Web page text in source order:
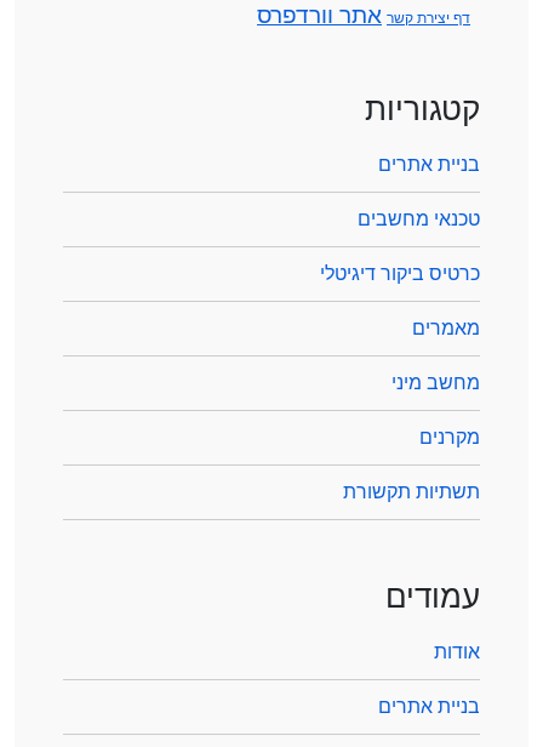
דף יצירת קשר אתר וורדפרס
קטגוריות
בניית אתרים
טכנאי מחשבים
כרטיס ביקור דיגיטלי
מאמרים
מחשב מיני
מקרנים
תשתיות תקשורת
עמודים
אודות
בניית אתרים